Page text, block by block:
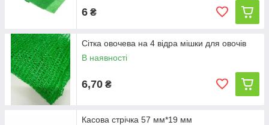
6 ₴
Сітка овочева на 4 відра мішки для овочів
В наявності
6,70 ₴
Касова стрічка 57 мм*19 мм